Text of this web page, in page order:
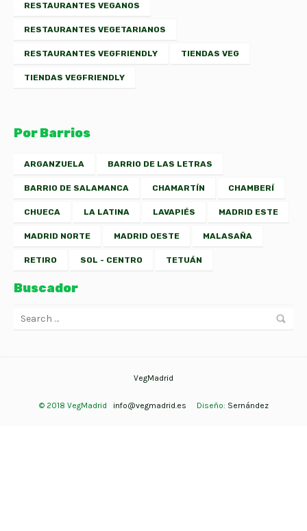
RESTAURANTES VEGANOS
RESTAURANTES VEGETARIANOS
RESTAURANTES VEGFRIENDLY TIENDAS VEG
TIENDAS VEGFRIENDLY
Por Barrios
ARGANZUELA BARRIO DE LAS LETRAS
BARRIO DE SALAMANCA CHAMARTÍN CHAMBERÍ
CHUECA LA LATINA LAVAPIÉS MADRID ESTE
MADRID NORTE MADRID OESTE MALASAÑA
RETIRO SOL - CENTRO TETUÁN
Buscador
VegMadrid
© 2018 VegMadrid info@vegmadrid.es Diseño: Sernández